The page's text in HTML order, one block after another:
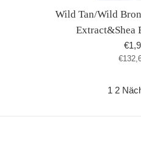
Wild Tan/Wild
Extract&Shea
1 2